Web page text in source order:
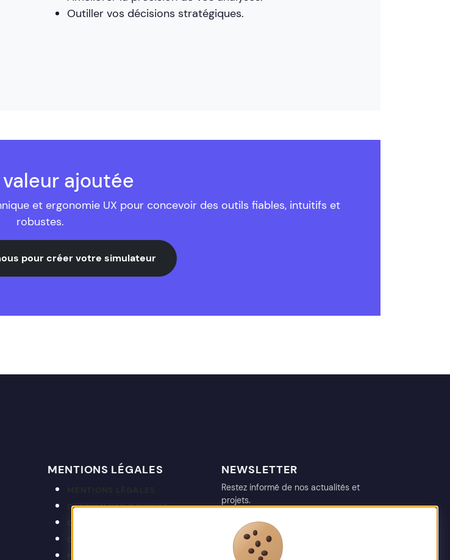
Outiller vos décisions stratégiques.
ajoutée
et ergonomie UX pour concevoir des outils fiables, intuitifs et
robustes.
pour créer votre simulateur
MENTIONS LÉGALES
GESTION DES COOKIES
NEWSLETTER
Restez informé de nos actualités et
projets.
votre@email.fr